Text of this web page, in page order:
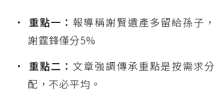
重點一： 報導稱謝賢遺產多留給孫子，
謝霆鋒僅分5%
重點二： 文章強調傳承重點是按需求分
配，不必平均。